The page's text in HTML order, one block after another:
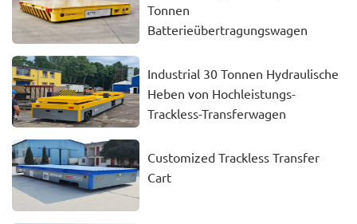
Tonnen
Batterieübertragungswagen
Industrial 30 Tonnen Hydraulische
Heben von Hochleistungs-
Trackless-Transferwagen
Customized Trackless Transfer
Cart